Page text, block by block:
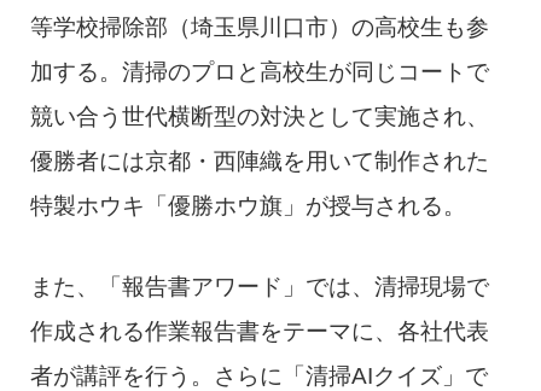
等学校掃除部（埼玉県川口市）の高校生も参
加する。清掃のプロと高校生が同じコートで
競い合う世代横断型の対決として実施され、
優勝者には京都・西陣織を用いて制作された
特製ホウキ「優勝ホウ旗」が授与される。
また、「報告書アワード」では、清掃現場で
作成される作業報告書をテーマに、各社代表
者が講評を行う。さらに「清掃AIクイズ」で